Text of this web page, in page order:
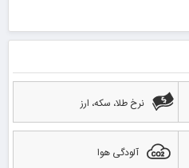
نرخ طلا، سکه، ارز
آلودگی هوا